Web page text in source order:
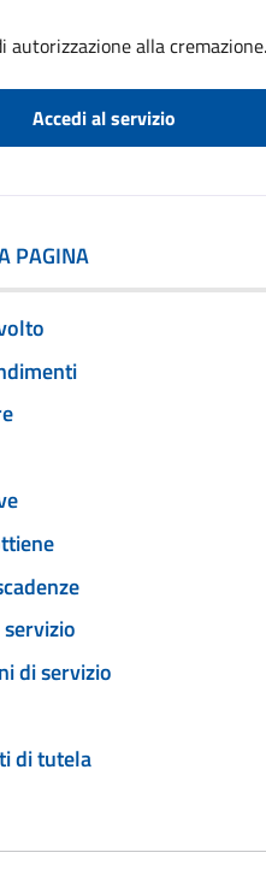
autorizzazione alla cremazione.
Accedi al servizio
PAGINA
di servizio
di tutela